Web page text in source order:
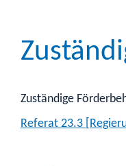
Zuständige
Referat 23.3